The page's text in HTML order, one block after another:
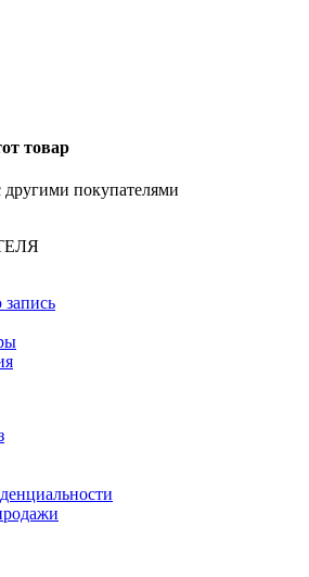
товар
покупателями